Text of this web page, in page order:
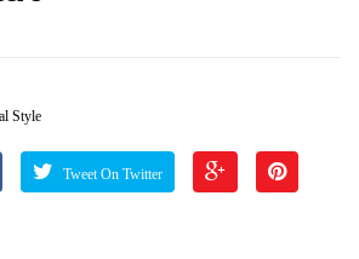
Style
Tweet On Twitter